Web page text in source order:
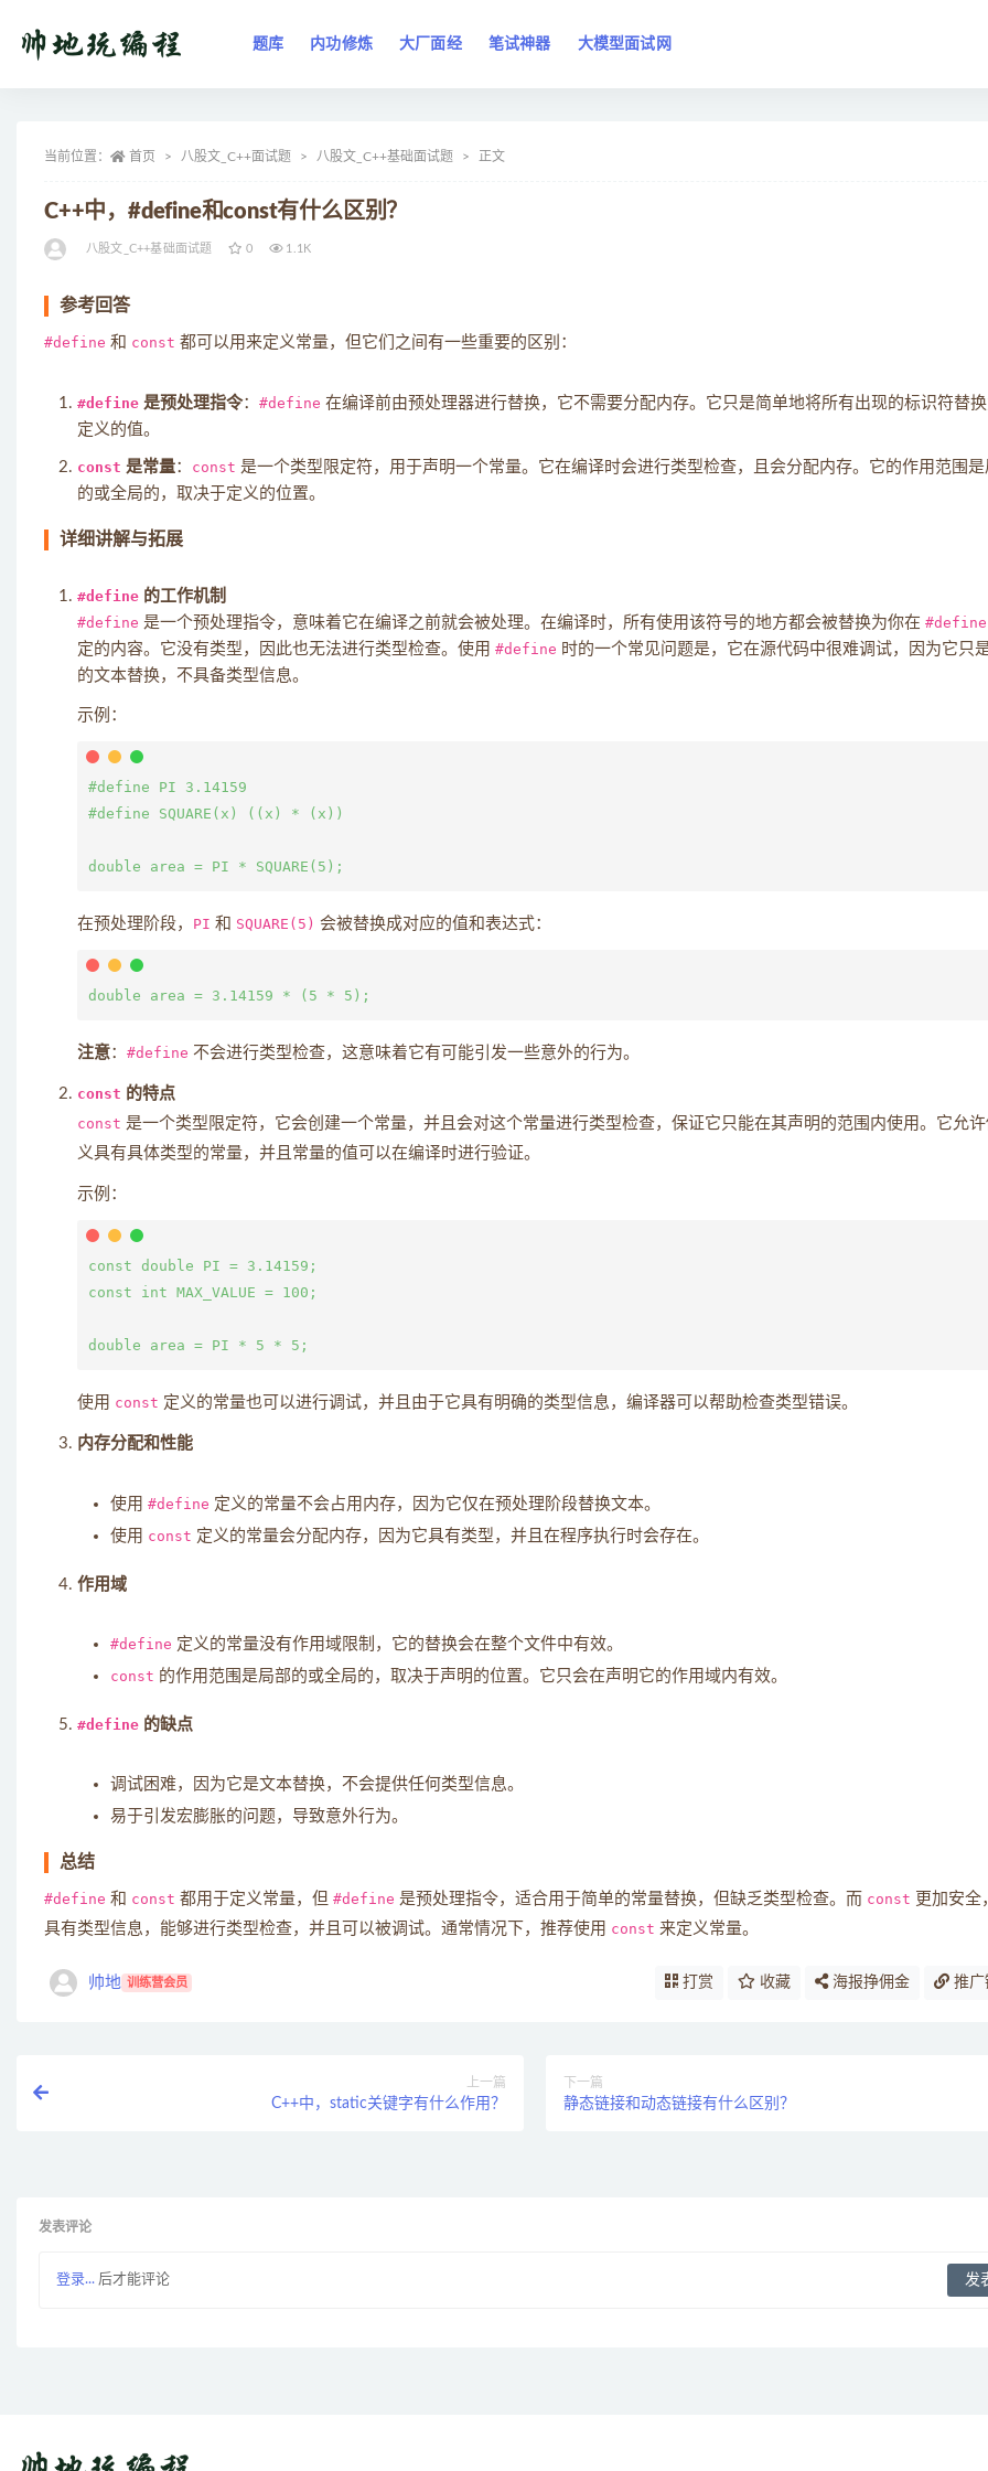
题库 内功修炼 大厂面经 笔试神器 大模型面试网
当前位置： 首页 八股文_C++面试题 八股文_C++基础面试题 正文
C++中，#define和const有什么区别？
八股文_C++基础面试题 0 1.1K
参考回答
#define 和 const 都可以用来定义常量，但它们之间有一些重要的区别：
#define 是预处理指令： #define 在编译前由预处理器进行替换，它不需要分配内存。它只是简单地将所有出现的标识符替
定义的值。
const 是常量： const 是一个类型限定符，用于声明一个常量。它在编译时会进行类型检查，且会分配内存。它的作用范围是
的或全局的，取决于定义的位置。
详细讲解与拓展
#define 的工作机制
#define 是一个预处理指令，意味着它在编译之前就会被处理。在编译时，所有使用该符号的地方都会被替换为你在 #define
定的内容。它没有类型，因此也无法进行类型检查。使用 #define 时的一个常见问题是，它在源代码中很难调试，因为它只
的文本替换，不具备类型信息。
示例：
#define PI 3.14159
#define SQUARE(x) ((x) * (x))
在预处理阶段， PI 和 SQUARE(5) 会被替换成对应的值和表达式：
注意： #define 不会进行类型检查，这意味着它有可能引发一些意外的行为。
const 的特点
const 是一个类型限定符，它会创建一个常量，并且会对这个常量进行类型检查，保证它只能在其声明的范围内使用。它允许
义具有具体类型的常量，并且常量的值可以在编译时进行验证。
示例：
const double PI = 3.14159;
const int MAX_VALUE = 100;
使用 const 定义的常量也可以进行调试，并且由于它具有明确的类型信息，编译器可以帮助检查类型错误。
内存分配和性能
使用 #define 定义的常量不会占用内存，因为它仅在预处理阶段替换文本。
使用 const 定义的常量会分配内存，因为它具有类型，并且在程序执行时会存在。
作用域
#define 定义的常量没有作用域限制，它的替换会在整个文件中有效。
const 的作用范围是局部的或全局的，取决于声明的位置。它只会在声明它的作用域内有效。
#define 的缺点
调试困难，因为它是文本替换，不会提供任何类型信息。
易于引发宏膨胀的问题，导致意外行为。
总结
#define 和 const 都用于定义常量，但 #define 是预处理指令，适合用于简单的常量替换，但缺乏类型检查。而 const 更加安全
具有类型信息，能够进行类型检查，并且可以被调试。通常情况下，推荐使用 const 来定义常量。
帅地 训练营会员 打赏 收藏 海报挣佣金 推广
上一篇
C++中，static关键字有什么作用？
下一篇
静态链接和动态链接有什么区别？
发表评论
登录... 后才能评论